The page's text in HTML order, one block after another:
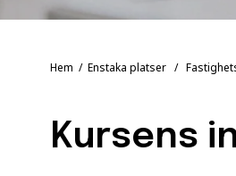
Hem / Enstaka platser /
Kursens